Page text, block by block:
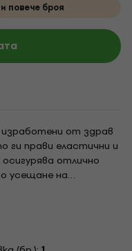
повече броя
от здрав
ги прави еластични и
отлично
усещане на
среден или
Cellulose на Ernie Ball
и са...